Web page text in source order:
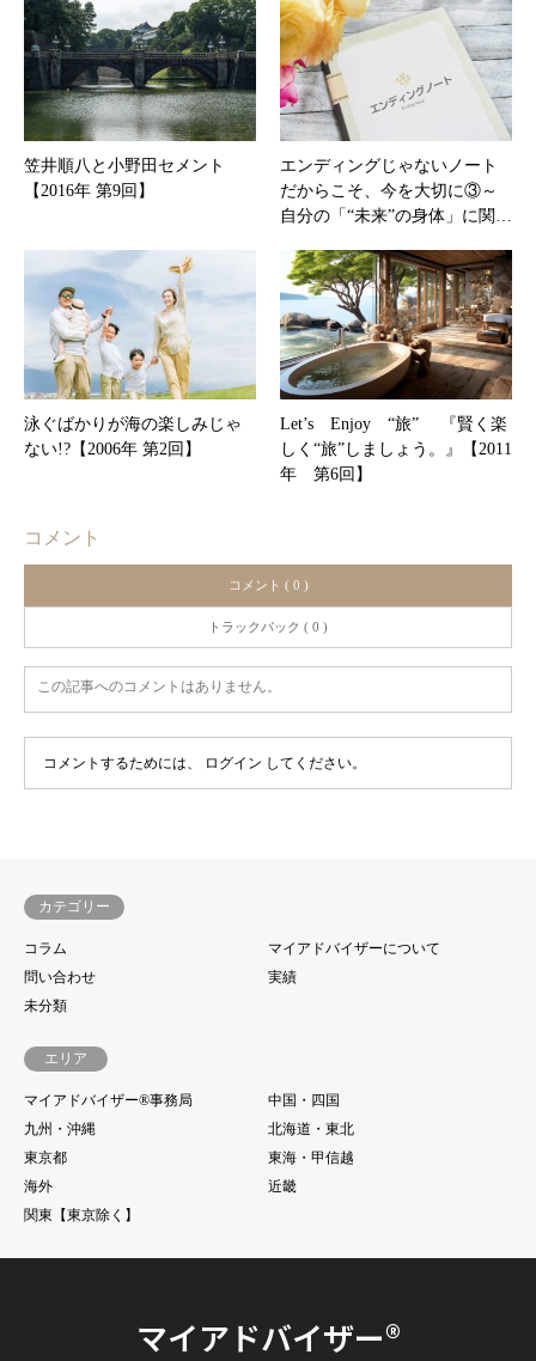
笠井順八と小野田セメント
【2016年 第9回】
エンディングじゃないノート
だからこそ、今を大切に③～
自分の「“未来”の身体」に関…
泳ぐばかりが海の楽しみじゃ
ない!?【2006年 第2回】
Let’s Enjoy “旅” 『賢く楽
しく“旅”しましょう。』【2011
年 第6回】
コメント
コメント ( 0 )
トラックバック ( 0 )
この記事へのコメントはありません。
コメントするためには、 ログイン してください。
カテゴリー
コラム
マイアドバイザーについて
問い合わせ
実績
未分類
エリア
マイアドバイザー®事務局
中国・四国
九州・沖縄
北海道・東北
東京都
東海・甲信越
海外
近畿
関東【東京除く】
マイアドバイザー®